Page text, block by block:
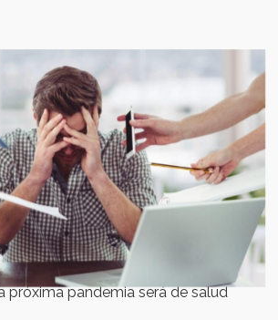
próxima pandemia será de salud